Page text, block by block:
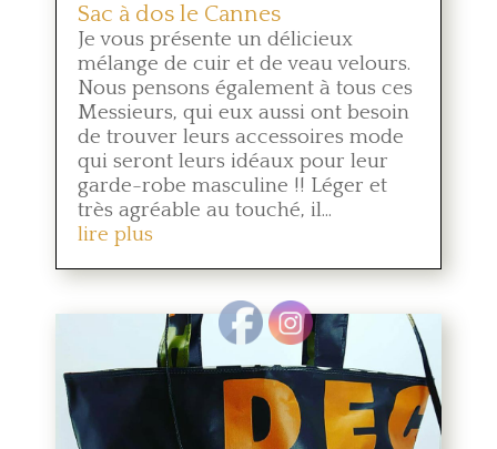
Sac à dos le Cannes
Je vous présente un délicieux
mélange de cuir et de veau velours.
Nous pensons également à tous ces
Messieurs, qui eux aussi ont besoin
de trouver leurs accessoires mode
qui seront leurs idéaux pour leur
garde-robe masculine !! Léger et
très agréable au touché, il...
lire plus